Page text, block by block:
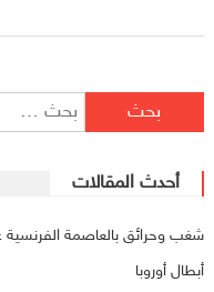
البحث عن:
أحدث المقالات
شغب وحرائق بالعاصمة
أبطال أوروبا